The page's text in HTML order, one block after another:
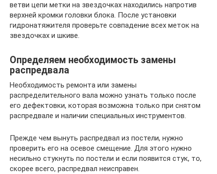
ветви цепи метки на звездочках находились напротив
верхней кромки головки блока. После установки
гидронатяжителя проверьте совпадение всех меток на
звездочках и шкиве.
Определяем необходимость замены
распредвала
Необходимость ремонта или замены
распределительного вала можно узнать только после
его дефектовки, которая возможна только при снятом
распредвале и наличии специальных инструментов.
Прежде чем вынуть распредвал из постели, нужно
проверить его на осевое смещение. Для этого нужно
несильно стукнуть по постели и если появится стук, то,
скорее всего, распредвал неисправен.